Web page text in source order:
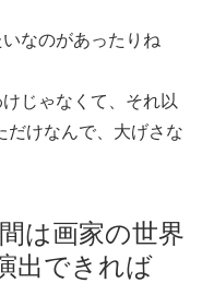
なのがあったりね
じゃなくて、それ以
けなんで、大げさな
は画家の世界
出できれば